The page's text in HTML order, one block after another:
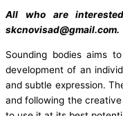
All who are
skcnovisad@gmail.com.
Sounding bodies aims
development of an
and subtle expression.
and following the